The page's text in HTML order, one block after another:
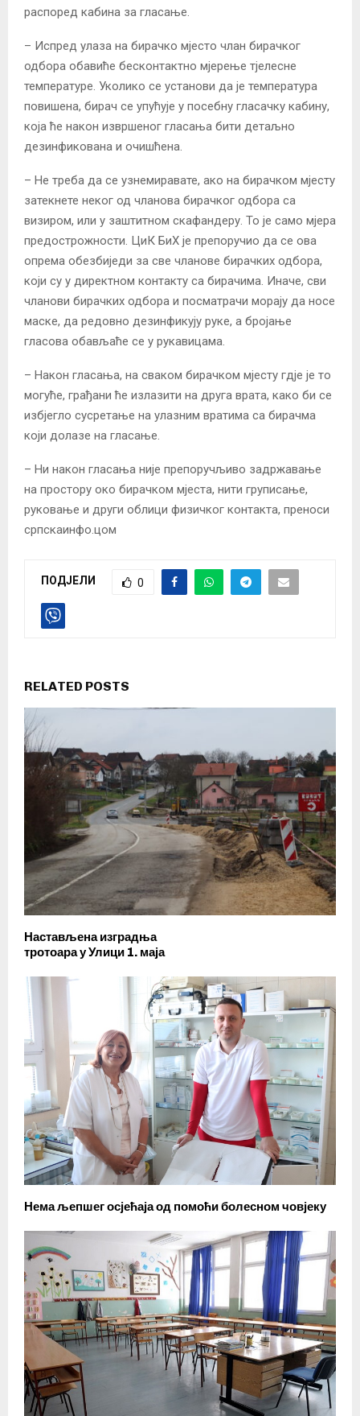
распоред кабина за гласање.
– Испред улаза на бирачко мјесто члан бирачког
одбора обавиће бесконтактно мјерење тјелесне
температуре. Уколико се установи да је температура
повишена, бирач се упућује у посебну гласачку кабину,
која ће након извршеног гласања бити детаљно
дезинфикована и очишћена.
– Не треба да се узнемиравате, ако на бирачком мјесту
затекнете неког од чланова бирачког одбора са
визиром, или у заштитном скафандеру. То је само мјера
предострожности. ЦиК БиХ је препоручио да се ова
опрема обезбиједи за све чланове бирачких одбора,
који су у директном контакту са бирачима. Иначе, сви
чланови бирачких одбора и посматрачи морају да носе
маске, да редовно дезинфикују руке, а бројање
гласова обављаће се у рукавицама.
– Након гласања, на сваком бирачком мјесту гдје је то
могуће, грађани ће излазити на друга врата, како би се
избјегло сусретање на улазним вратима са бирачма
који долазе на гласање.
– Ни након гласања није препоручљиво задржавање
на простору око бирачком мјеста, нити груписање,
руковање и други облици физичког контакта, преноси
српскаинфо.цом
ПОДЈЕЛИ 0
RELATED POSTS
Настављена изградња
тротоара у Улици 1. маја
Нема љепшег осјећаја од помоћи болесном човјеку